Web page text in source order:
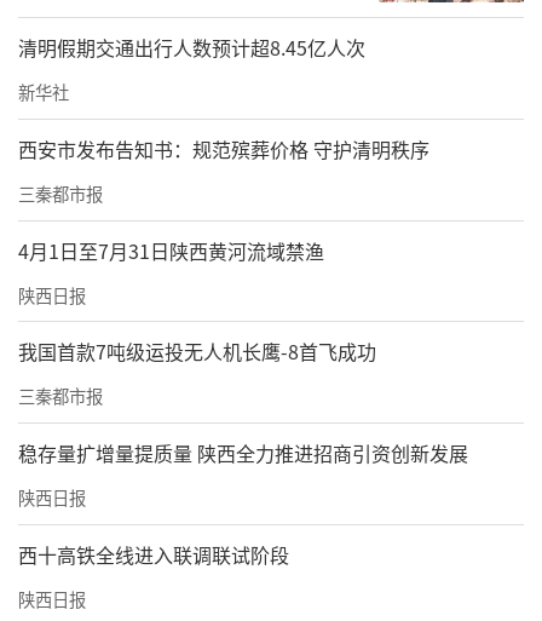
清明假期交通出行人数预计超8.45亿人次
新华社
西安市发布告知书：规范殡葬价格 守护清明秩序
三秦都市报
4月1日至7月31日陕西黄河流域禁渔
陕西日报
我国首款7吨级运投无人机长鹰-8首飞成功
三秦都市报
稳存量扩增量提质量 陕西全力推进招商引资创新发展
陕西日报
西十高铁全线进入联调联试阶段
陕西日报